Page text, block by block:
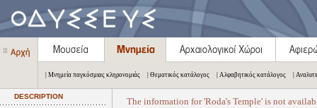
| Μνημεία παγκόσμιας κληρονομιάς | Θεματικός κατάλογος | Αλφαβητικός κατάλογος |
DESCRIPTION The information for 'Roda's Temple' is not